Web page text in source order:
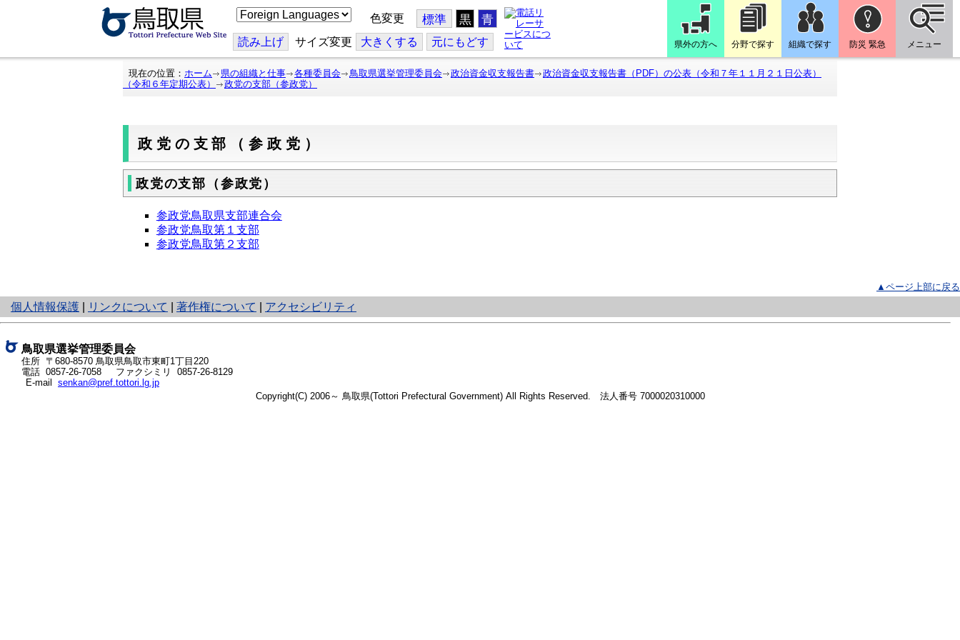
こ
の
ジ
を
翻
訳
色変更 標準 黒 青
読み上げ サイズ変更 大きくする 元にもどす 県外の方へ 分野で探す 組織で探す 防災 緊急 メニュー
現在の位置： ホーム 県の組織と仕事 各種委員会 鳥取県選挙管理委員会 政治資金収支報告書
政治資金収支報告書（PDF）の公表（令和７年１１月２１日公表）
（令和６年定期公表）
政党の支部（参政党）
政党の支部（参政党）
政党の支部（参政党）
参政党鳥取県支部連合会
参政党鳥取第１支部
参政党鳥取第２支部
▲ページ上部に戻る
個人情報保護
と
り
ッ
ト
へ
の
リンクについて 著作権について アクセシビリティ
鳥取県選挙管理委員会
住所 〒680-8570 鳥取県鳥取市東町1丁目220
電話 0857-26-7058
ファクシミリ 0857-26-8129
E-mail senkan@pref.tottori.lg.jp
Copyright(C) 2006～ 鳥取県(Tottori Prefectural Government) All Rights Reserved. 法人番号 7000020310000